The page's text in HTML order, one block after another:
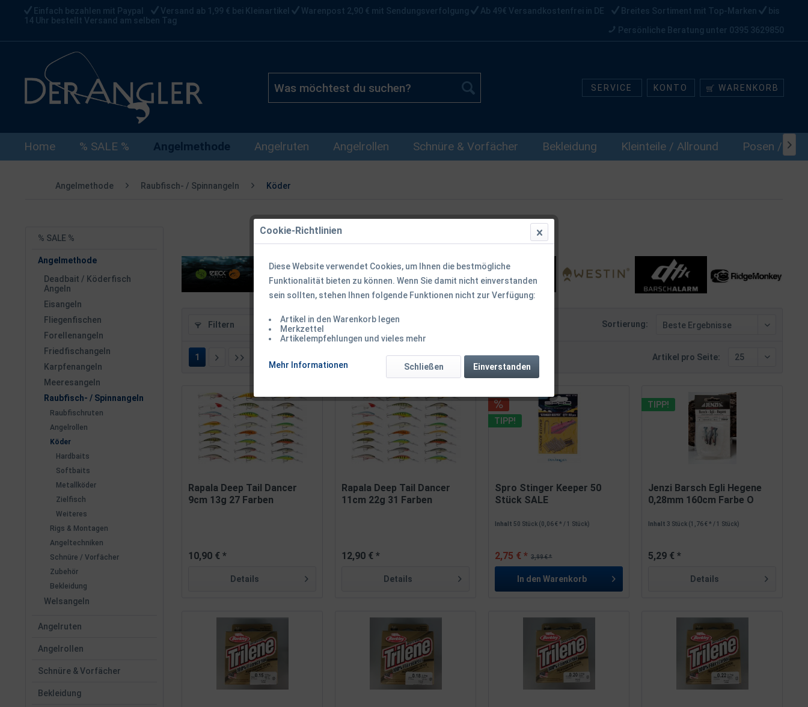
Einfach bezahlen mit Paypal Versand ab 1,99 € bei Kleinartikel Warenpost 2,90 € mit Sendungsverfolgung Ab 49€ Versandkostenfrei in DE Breites Sortiment mit Top-Marken
bis
14 Uhr bestellt Versand am selben Tag
Persönliche Beratung unter 0395 3629850
SERVICE KONTO WARENKORB
Home % SALE % Angelmethode Angelruten Angelrollen Schnüre & Vorfächer Bekleidung Kleinteile / Allround Posen / 
Angelmethode Raubfisch- / Spinnangeln Köder
% SALE %
Angelmethode
Deadbait / Köderfisch
Angeln
Eisangeln
Fliegenfischen
Forellenangeln
Friedfischangeln
Karpfenangeln
Meeresangeln
Raubfisch- / Spinnangeln
Raubfischruten
Angelrollen
Köder
Hardbaits
Softbaits
Metallköder
Zielfisch
Weiteres
Rigs & Montagen
Angeltechniken
Schnüre / Vorfächer
Zubehör
Bekleidung
Welsangeln
Angelruten
Angelrollen
Schnüre & Vorfächer
Bekleidung
Filtern Sortierung:
1 Artikel pro Seite:
Rapala Deep Tail Dancer
9cm 13g 27 Farben
10,90 € *
Details
Rapala Deep Tail Dancer
11cm 22g 31 Farben
12,90 € *
Details
TIPP!
Spro Stinger Keeper 50
Stück SALE
Inhalt 50 Stück (0,06 € * / 1 Stück)
3,99 € *
2,75 € *
In den Warenkorb
TIPP!
Jenzi Barsch Egli Hegene
0,28mm 160cm Farbe O
Inhalt3 Stück (1,76 € * / 1 Stück)
5,29 € *
Details
Cookie-Richtlinien
Diese Website verwendet Cookies, um Ihnen die bestmögliche
Funktionalität bieten zu können. Wenn Sie damit nicht einverstanden
sein sollten, stehen Ihnen folgende Funktionen nicht zur Verfügung:
Artikel in den Warenkorb legen
Merkzettel
Artikelempfehlungen und vieles mehr
Mehr Informationen Einverstanden
Schließen